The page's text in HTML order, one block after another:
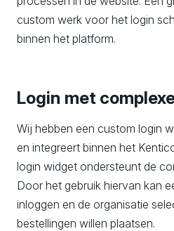
custom werk voor het login
binnen het platform.
Login met
Wij hebben een custom login
en integreert binnen het
login widget ondersteunt de
Door het gebruik hiervan kan
inloggen en de organisatie
bestellingen willen plaatsen.